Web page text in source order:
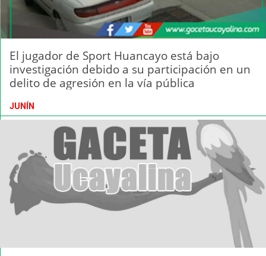
El jugador de Sport Huancayo está bajo
investigación debido a su participación en un
delito de agresión en la vía pública
JUNÍN